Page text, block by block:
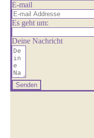
E-mail
Es geht um:
Deine Nachricht
Senden